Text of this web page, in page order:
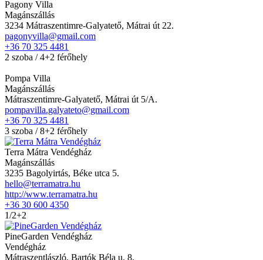
Pagony Villa
Magánszállás
3234 Mátraszentimre-Galyatető, Mátrai út 22.
pagonyvilla@gmail.com
+36 70 325 4481
2 szoba / 4+2 férőhely
Pompa Villa
Magánszállás
Mátraszentimre-Galyatető, Mátrai út 5/A.
pompavilla.galyateto@gmail.com
+36 70 325 4481
3 szoba / 8+2 férőhely
Terra Mátra Vendégház
Magánszállás
3235 Bagolyirtás, Béke utca 5.
hello@terramatra.hu
http://www.terramatra.hu
+36 30 600 4350
1/2+2
PineGarden Vendégház
Vendégház
Mátraszentlászló, Bartók Béla u. 8.